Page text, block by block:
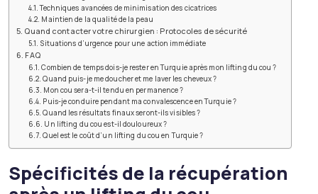
Techniques avancées de minimisation des cicatrices
Maintien de la qualité de la peau
Quand contacter votre chirurgien : Protocoles de sécurité
Situations d’urgence pour une action immédiate
FAQ
Combien de temps dois-je rester en Turquie après mon lifting du cou ?
Quand puis-je me doucher et me laver les cheveux ?
Mon cou sera-t-il tendu en permanence ?
Puis-je conduire pendant ma convalescence en Turquie ?
Quand les résultats finaux seront-ils visibles ?
Un lifting du cou est-il douloureux ?
Quel est le coût d’un lifting du cou en Turquie ?
Spécificités de la récupération